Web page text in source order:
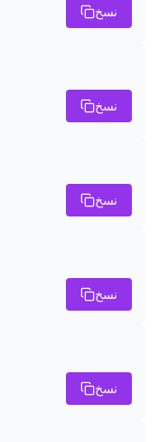
نسخ
نسخ
نسخ
نسخ
نسخ